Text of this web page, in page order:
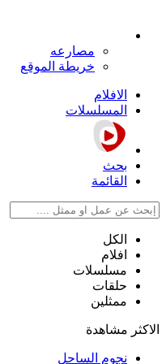
مصارعه
خريطة الموقع
الافلام
المسلسلات
بحث
القائمة
الكل
افلام
مسلسلات
حلقات
ممثلين
الاكثر مشاهدة
نجوم الساحل